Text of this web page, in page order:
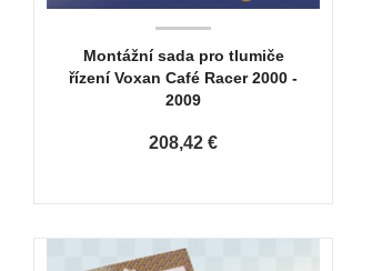
Montážní sada pro tlumiče
řízení Voxan Café Racer 2000 -
2009
208,42 €